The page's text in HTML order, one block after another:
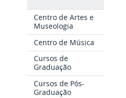
Centro de Artes e
Museologia
Centro de Música
Cursos de
Graduação
Cursos de Pós-
Graduação